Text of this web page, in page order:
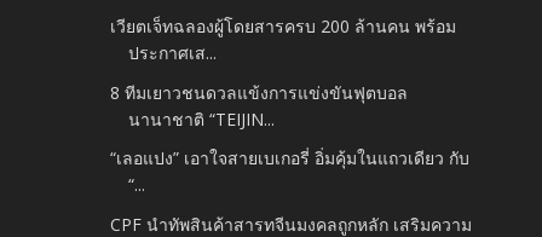
เวียตเจ็ทฉลองผู้โดยสารครบ 200 ล้านคน พร้อม
ประกาศเส...
8 ทีมเยาวชนดวลแข้งการแข่งขันฟุตบอล
นานาชาติ “TEIJIN...
“เลอแปง” เอาใจสายเบเกอรี่ อิ่มคุ้มในแถวเดียว กับ
“...
CPF นำทัพสินค้าสารทจีนมงคลถูกหลัก เสริมความ